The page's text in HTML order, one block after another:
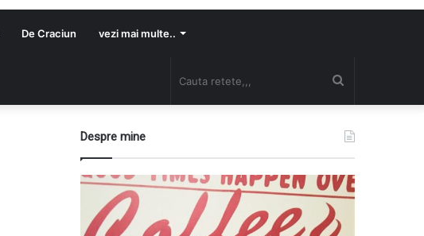
De Craciun vezi mai multe..
retete,,,
Despre mine